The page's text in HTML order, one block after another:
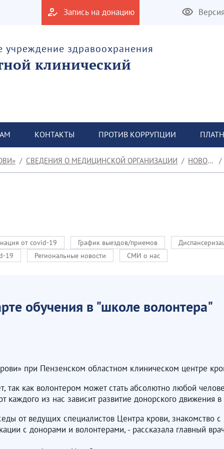
Запись на донацию
учреждение здравоохранения
клинический
КОНТАКТЫ ПРОТИВ КОРРУПЦИИ
СВЕДЕНИЯ О МЕДИЦИНСКОЙ ОРГАНИЗАЦИИ НОВОСТИ
от covid-19 График выездов/приемов
19
Региональные новости СМИ о нас
обучения в "школе волонтера"
при Пензенском областном клиническом центре
так как волонтером может стать абсолютно любой
каждого из нас зависит развитие донорского движения
от ведущих специалистов Центра крови, знакомство
с донорами и волонтерами, - рассказала главный